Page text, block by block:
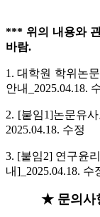
*** 위의 내용와
바람.
1. 대학원 학위논
안내_2025.04.18.
2. [붙임1]논문유
2025.04.18. 수정
3. [붙임2] 연구윤
내]_2025.04.18. 수
★ 문의사